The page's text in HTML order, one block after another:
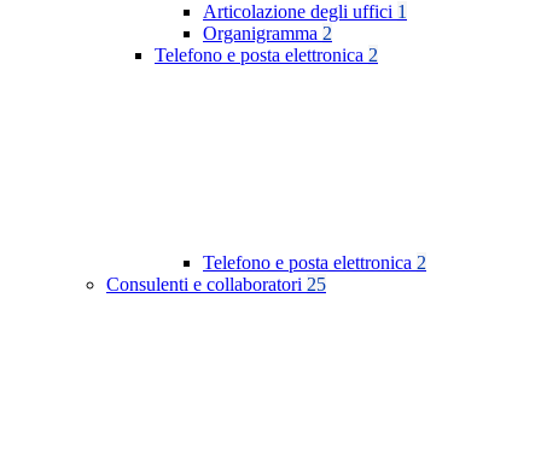
Articolazione degli uffici 1
Organigramma 2
Telefono e posta elettronica 2
Telefono e posta elettronica 2
Consulenti e collaboratori 25